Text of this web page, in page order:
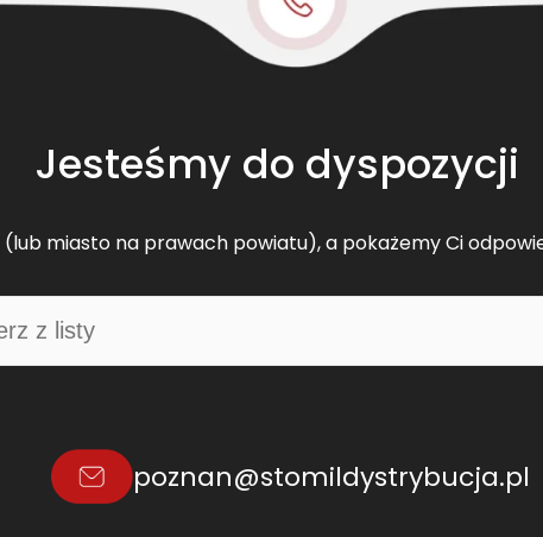
Jesteśmy do dyspozycji
(lub miasto na prawach powiatu), a pokażemy Ci
poznan@stomildystrybucja.pl